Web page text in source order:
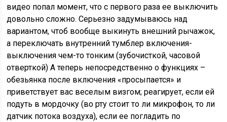
видео попал момент, что с первого раза ее выключить
довольно сложно. Серьезно задумываюсь над
вариантом, чтоб вообще выкинуть внешний рычажок,
а переключать внутренний тумблер включения-
выключения чем-то тонким (зубочисткой, часовой
отверткой) А теперь непосредственно о функциях –
обезьянка после включения «просыпается» и
приветствует вас веселым визгом; реагирует, если ей
подуть в мордочку (во рту стоит то ли микрофон, то ли
датчик потока воздуха), если ее погладить по